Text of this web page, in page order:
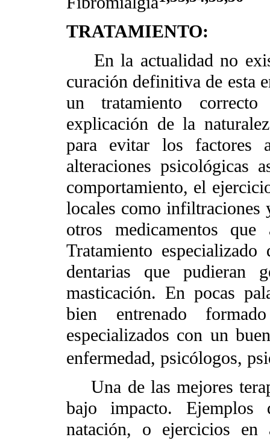
TRATAMIENTO:
En la actualidad no
curación definitiva de esta
un tratamiento
explicación de la
para evitar los factores
alteraciones psicológicas
comportamiento, el
locales como infiltraciones
otros medicamentos
Tratamiento
dentarias que pudieran
masticación. En pocas
bien entrenado
especializados con un
enfermedad, psicólogos,
Una de las mejores
bajo impacto.
natación, o ejercicios en